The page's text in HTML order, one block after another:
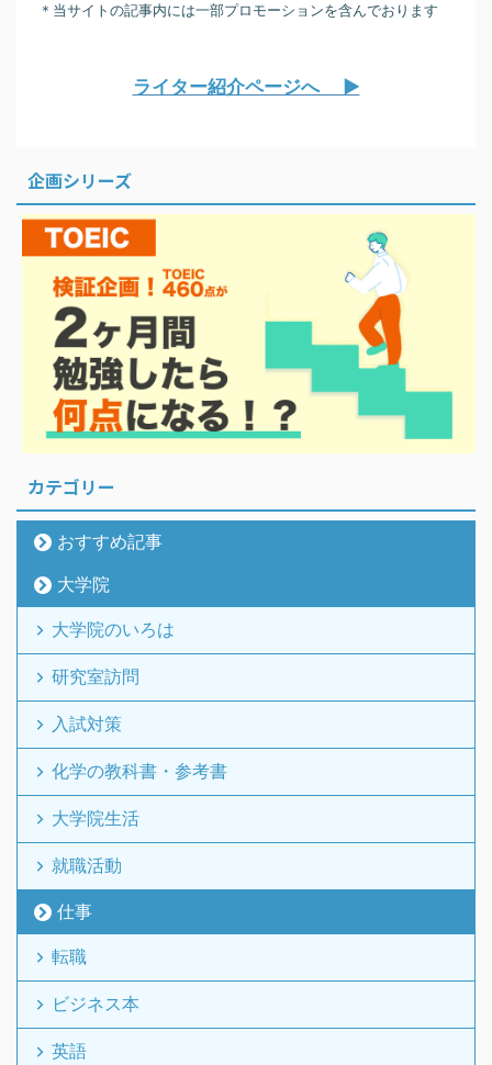
＊当サイトの記事内には一部プロモーションを含んでおります
ライター紹介ページへ ▶︎
企画シリーズ
カテゴリー
おすすめ記事
大学院
大学院のいろは
研究室訪問
入試対策
化学の教科書・参考書
大学院生活
就職活動
仕事
転職
ビジネス本
英語